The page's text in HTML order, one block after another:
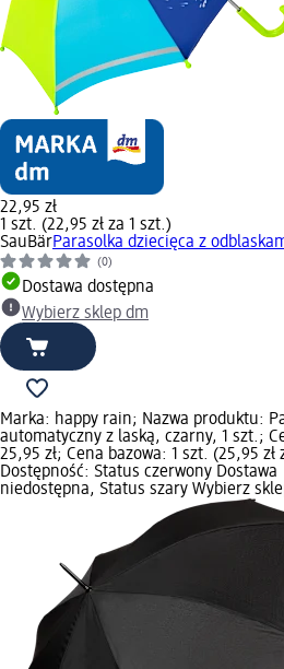
22,95 zł
1 szt. (22,95 zł za 1 szt.)
SauBärParasolka dziecięca z
(0)
Dostawa dostępna
Wybierz sklep dm
Marka: happy rain; Nazwa produktu:
automatyczny z laską, czarny, 1 szt.;
25,95 zł; Cena bazowa: 1 szt. (25,95 zł
Dostępność: Status czerwony Dostawa
niedostępna, Status szary Wybierz